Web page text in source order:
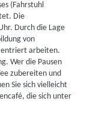
(Fahrstuhl
Die
Durch die Lage
von
arbeiten.
Wer die Pausen
zubereiten und
Sie sich vielleicht
die sich unter